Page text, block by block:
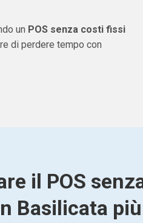
un POS senza costi fissi
di perdere tempo con
il POS
Basilicata